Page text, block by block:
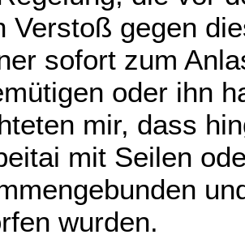
Verstoß gegen
sofort zum
oder ihn
mir, dass
mit Seilen
wurden.